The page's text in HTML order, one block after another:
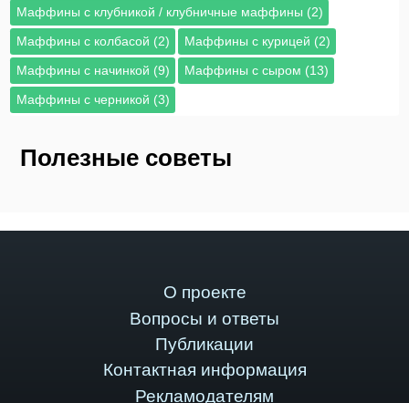
Маффины с клубникой / клубничные маффины (2)
Маффины с колбасой (2)
Маффины с курицей (2)
Маффины с начинкой (9)
Маффины с сыром (13)
Маффины с черникой (3)
Полезные советы
О проекте
Вопросы и ответы
Публикации
Контактная информация
Рекламодателям